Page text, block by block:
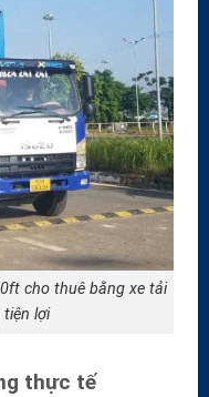
cho thuê bằng xe tải
tiện lợi
thực tế